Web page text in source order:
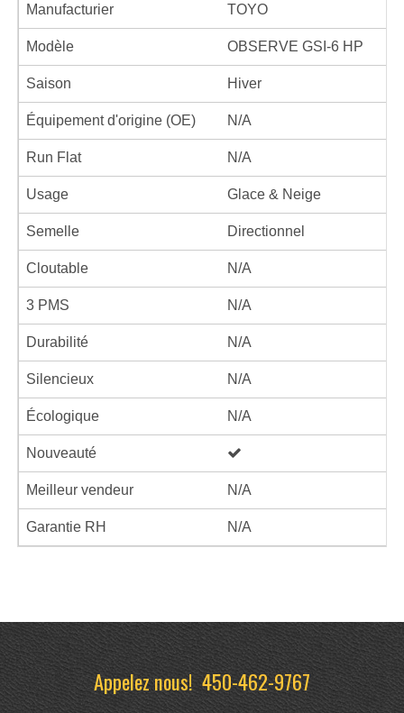
Manufacturier TOYO
Modèle OBSERVE GSI-6 HP
Saison Hiver
Équipement d'origine (OE) N/A
Run Flat N/A
Usage Glace & Neige
Semelle Directionnel
Cloutable N/A
3 PMS N/A
Durabilité N/A
Silencieux N/A
Écologique N/A
Nouveauté
Meilleur vendeur N/A
Garantie RH N/A
Appelez nous!450-462-9767